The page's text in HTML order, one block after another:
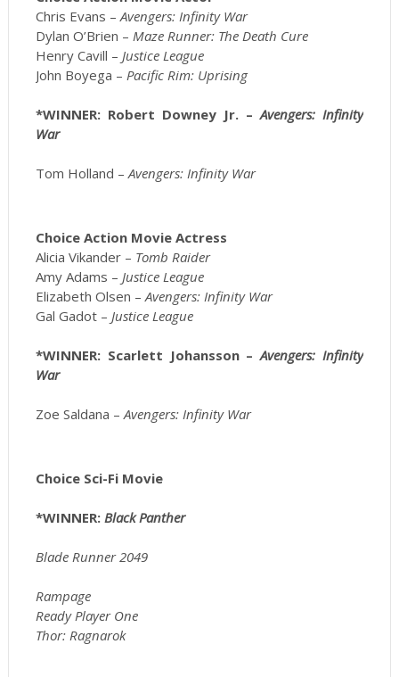
Chris Evans –Avengers: Infinity War
Dylan O’Brien – Maze Runner: The Death Cure
Henry Cavill – Justice League
John Boyega – Pacific Rim: Uprising
*WINNER: Robert Downey Jr. –Avengers: Infinity
War
Tom Holland –Avengers: Infinity War
Choice Action Movie Actress
Alicia Vikander – Tomb Raider
Amy Adams – Justice League
Elizabeth Olsen –Avengers: Infinity War
Gal Gadot – Justice League
*WINNER: Scarlett Johansson –Avengers: Infinity
War
Zoe Saldana –Avengers: Infinity War
Choice Sci-Fi Movie
*WINNER:Black Panther
Blade Runner 2049
Rampage
Ready Player One
Thor: Ragnarok